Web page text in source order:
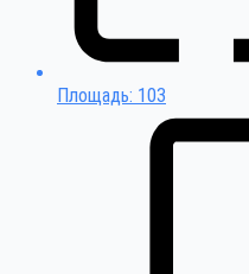
Площадь: 103